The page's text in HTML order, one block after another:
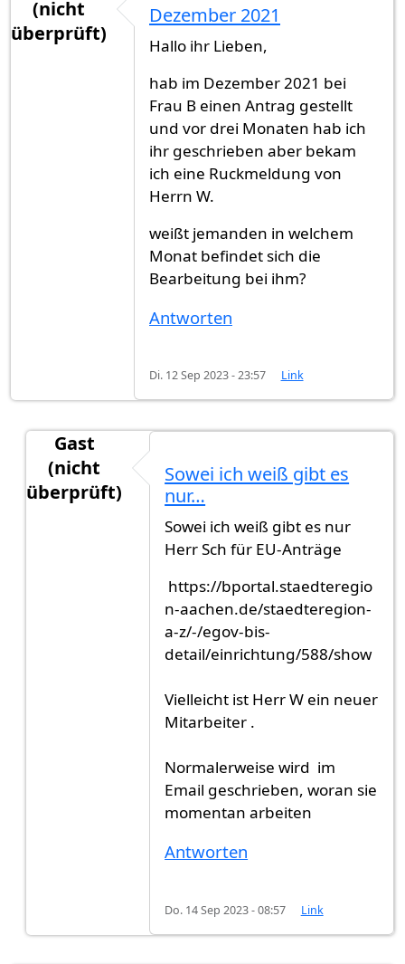
(nicht
überprüft)
Dezember 2021
Hallo ihr Lieben,
hab im Dezember 2021 bei
Frau B einen Antrag gestellt
und vor drei Monaten hab ich
ihr geschrieben aber bekam
ich eine Ruckmeldung von
Herrn W.
weißt jemanden in welchem
Monat befindet sich die
Bearbeitung bei ihm?
Antworten
Di. 12 Sep 2023 - 23:57 Link
Gast
(nicht
überprüft)
Dezember 2021 vonCiwan (nicht
Sowei ich weiß gibt es
nur…
Sowei ich weiß gibt es nur
Herr Sch für EU-Anträge
https://bportal.staedteregio
n-aachen.de/staedteregion-
a-z/-/egov-bis-
detail/einrichtung/588/show
Vielleicht ist Herr W ein neuer
Mitarbeiter .
Normalerweise wird im
Email geschrieben, woran sie
momentan arbeiten
Antworten
Do. 14 Sep 2023 - 08:57 Link